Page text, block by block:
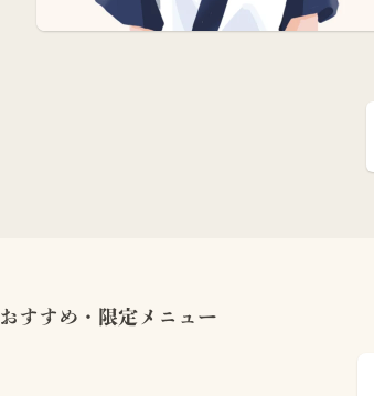
おすすめ・限定メニュー